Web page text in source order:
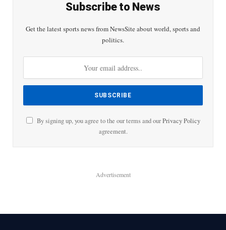
Subscribe to News
Get the latest sports news from NewsSite about world, sports and
politics.
By signing up, you agree to the our terms and ourPrivacy Policy
agreement.
Advertisement